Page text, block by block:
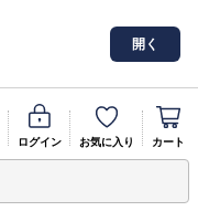
開く
ログイン お気に入り カート